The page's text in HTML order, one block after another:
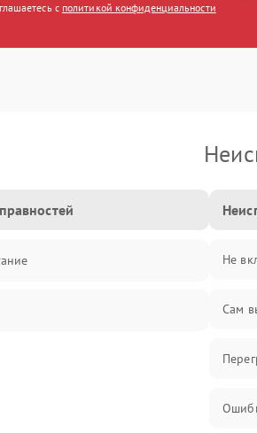
с политикой конфиденциальности
Не
Сам